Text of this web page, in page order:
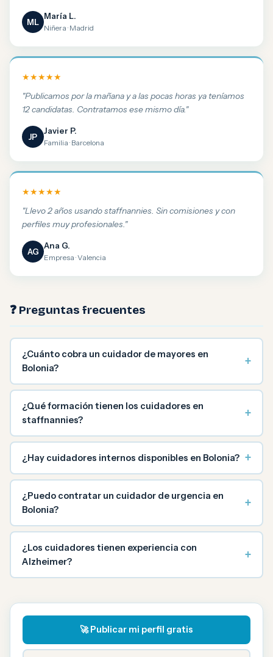
ML
María L.
Niñera · Madrid
★★★★★
"Publicamos por la mañana y a las pocas horas ya teníamos
12 candidatas. Contratamos ese mismo día."
JP
Javier P.
Familia · Barcelona
★★★★★
"Llevo 2 años usando staffnannies. Sin comisiones y con
perfiles muy profesionales."
AG
Ana G.
Empresa · Valencia
❓ Preguntas frecuentes
¿Cuánto cobra un cuidador de mayores en
Bolonia?
+
¿Qué formación tienen los cuidadores en
staffnannies?
+
¿Hay cuidadores internos disponibles en Bolonia? +
¿Puedo contratar un cuidador de urgencia en
Bolonia?
+
¿Los cuidadores tienen experiencia con
Alzheimer?
+
🚀 Publicar mi perfil gratis